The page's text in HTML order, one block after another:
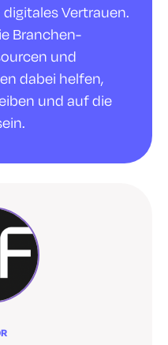
Vertrauen.
Branchen-
und
dabei helfen,
und auf die